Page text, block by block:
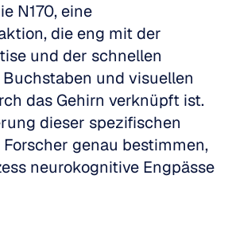
N170, eine
die eng mit der
und der schnellen
und visuellen
das Gehirn verknüpft ist.
dieser spezifischen
genau bestimmen,
neurokognitive Engpässe